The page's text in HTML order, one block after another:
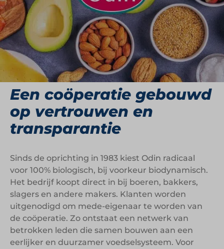
een imkerij en een biodynamische boerderij
werkt Odin aan een alternatief voor reguliere
supermarktketens. Alles wat Odin doet, is
doordrenkt van idealen: voor bodem, boer, bij en
bewustzijn.
Een coöperatie gebouwd
op vertrouwen en
transparantie
Sinds de oprichting in 1983 kiest Odin radicaal
voor 100% biologisch, bij voorkeur biodynamisch.
Het bedrijf koopt direct in bij boeren, bakkers,
slagers en andere makers. Klanten worden
uitgenodigd om mede-eigenaar te worden van
de coöperatie. Zo ontstaat een netwerk van
betrokken leden die samen bouwen aan een
eerlijker en duurzamer voedselsysteem. Voor